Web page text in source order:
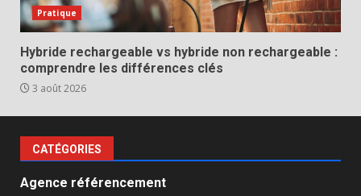
Pratique
Hybride rechargeable vs hybride non rechargeable :
comprendre les différences clés
3 août 2026
CATÉGORIES
Agence référencement